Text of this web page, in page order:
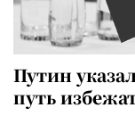
Путин
путь